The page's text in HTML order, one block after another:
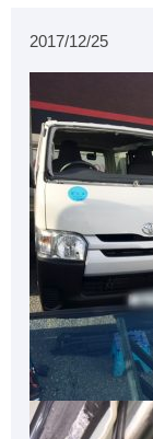
2017/12/25